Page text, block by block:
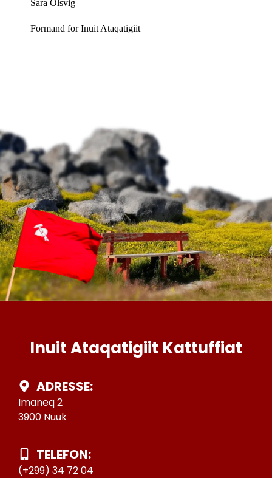
Sara Olsvig
Formand for Inuit Ataqatigiit
Inuit Ataqatigiit Kattuffiat
ADRESSE:
Imaneq 2
3900 Nuuk
TELEFON:
(+299) 34 72 04